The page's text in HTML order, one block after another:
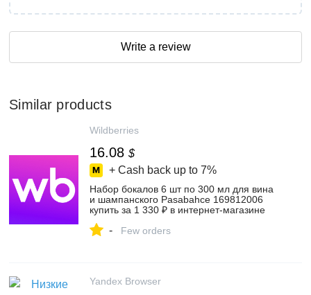
Write a review
Similar products
Wildberries
16.08 $
+ Cash back up to 7%
Набор бокалов 6 шт по 300 мл для вина
и шампанского Pasabahce 169812006
купить за 1 330 ₽ в интернет‑магазине
- Few orders
Yandex Browser